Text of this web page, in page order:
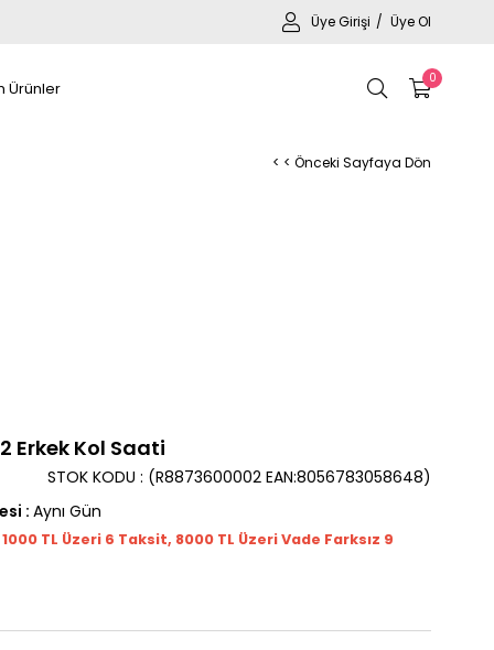
Üye Girişi Üye Ol
0
Ürünler
< < Önceki Sayfaya Dön
Erkek Kol Saati
(R8873600002 EAN:8056783058648)
STOK KODU
: Aynı Gün
TL Üzeri 6 Taksit, 8000 TL Üzeri Vade Farksız 9